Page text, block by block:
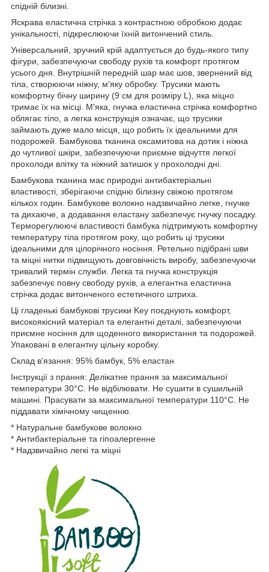
спідній білизні.
Яскрава еластична стрічка з контрастною обробкою додає
унікальності, підкреслюючи їхній витончений стиль.
Універсальний, зручний крій адаптується до будь-якого типу
фігури, забезпечуючи свободу рухів та комфорт протягом
усього дня. Внутрішній передній шар має шов, звернений від
тіла, створюючи ніжну, м'яку обробку. Трусики мають
комфортну бічну ширину (9 см для розміру L), яка міцно
тримає їх на місці. М'яка, гнучка еластична стрічка комфортно
облягає тіло, а легка конструкція означає, що трусики
займають дуже мало місця, що робить їх ідеальними для
подорожей. Бамбукова тканина оксамитова на дотик і ніжна
до чутливої ​​шкіри, забезпечуючи приємне відчуття легкої
прохолоди влітку та ніжний затишок у прохолодні дні.
Бамбукова тканина має природні антибактеріальні
властивості, зберігаючи спідню білизну свіжою протягом
кількох годин. Бамбукове волокно надзвичайно легке, гнучке
та дихаюче, а додавання еластану забезпечує гнучку посадку.
Терморегулюючі властивості бамбука підтримують комфортну
температуру тіла протягом року, що робить ці трусики
ідеальними для цілорічного носіння. Ретельно підібрані шви
та міцні нитки підвищують довговічність виробу, забезпечуючи
тривалий термін служби. Легка та гнучка конструкція
забезпечує повну свободу рухів, а елегантна еластична
стрічка додає витонченого естетичного штриха.
Ці гладенькі бамбукові трусики Key поєднують комфорт,
високоякісний матеріал та елегантні деталі, забезпечуючи
приємне носіння для щоденного використання та подорожей.
Упаковані в елегантну цільну коробку.
Склад в'язання: 95% бамбук, 5% еластан
Інструкції з прання: Делікатне прання за максимальної
температури 30°C. Не відбілювати. Не сушити в сушильній
машині. Прасувати за максимальної температури 110°C. Не
піддавати хімічному чищенню.
* Натуральне бамбукове волокно
* Антибактеріальне та гіпоалергенне
* Надзвичайно легкі та міцні